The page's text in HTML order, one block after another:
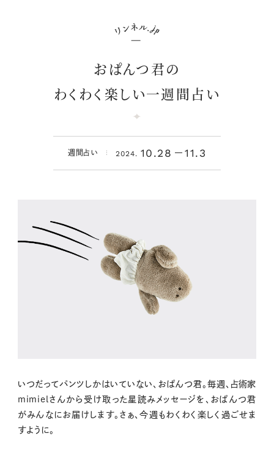
おぱんつ君の
わくわく楽しい一週間占い
週間占い 2024. 10.28 11.3
いつだってパンツしかはいていない、おぱんつ君。毎週、占術家
mimielさんから受け取った星読みメッセージを、おぱんつ君
がみんなにお届けします。さぁ、今週もわくわく楽しく過ごせま
すように。